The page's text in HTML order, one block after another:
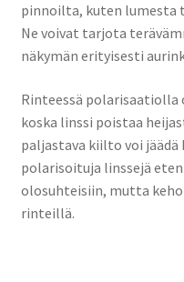
pinnoilta, kuten lumesta
Ne voivat tarjota
näkymän erityisesti
Rinteessä polarisaatiolla
koska linssi poistaa
paljastava kiilto voi
polarisoituja linssejä
olosuhteisiin, mutta
rinteillä.